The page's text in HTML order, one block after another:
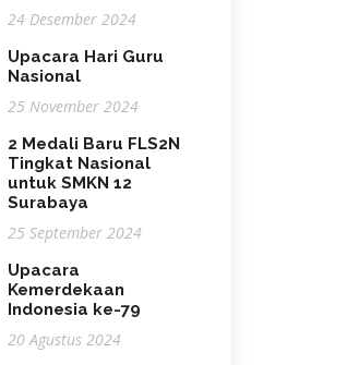
24 Desember 2024
Upacara Hari Guru
Nasional
25 November 2024
2 Medali Baru FLS2N
Tingkat Nasional
untuk SMKN 12
Surabaya
25 September 2024
Upacara
Kemerdekaan
Indonesia ke-79
20 Agustus 2024